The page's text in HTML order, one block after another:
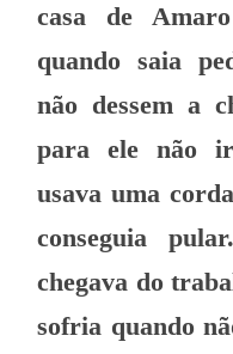
casa de
quando saia
não dessem a
para ele não
usava uma
conseguia
chegava do
sofria quando